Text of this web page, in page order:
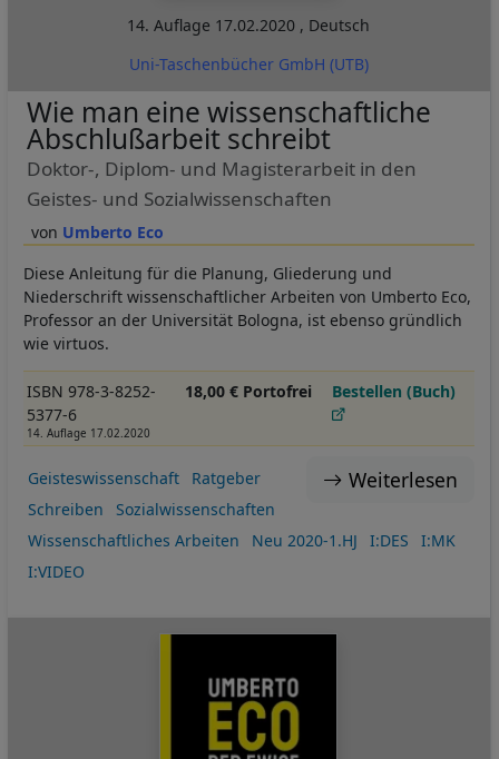
14. Auflage 17.02.2020 , Deutsch
Uni-Taschenbücher GmbH (UTB)
Umberto Eco
Wie man eine wissenschaftliche
Abschlußarbeit schreibt
Doktor-, Diplom- und Magisterarbeit in den
Geistes- und Sozialwissenschaften
Diese Anleitung für die Planung, Gliederung und
Niederschrift wissenschaftlicher Arbeiten von Umberto Eco,
Professor an der Universität Bologna, ist ebenso gründlich
wie virtuos.
ISBN 978-3-8252-
5377-6
14. Auflage 17.02.2020
18,00 € Portofrei Bestellen (Buch)
Weiterlesen
Geisteswissenschaft
Ratgeber
Schreiben
Sozialwissenschaften
Wissenschaftliches Arbeiten
Neu 2020-1.HJ I:DES
I:MK
I:VIDEO